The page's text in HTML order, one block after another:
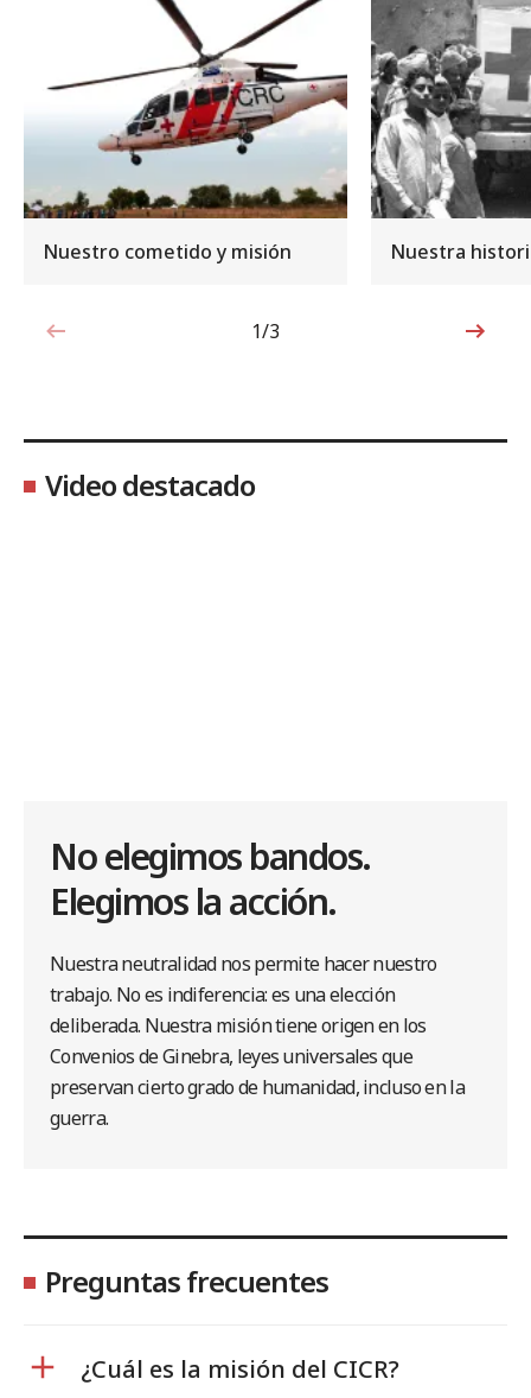
Nuestro cometido y misión Nuestra
1de3
1/3
Video destacado
No elegimos bandos.
Elegimos la acción.
Nuestra neutralidad nos permite hacer nuestro
trabajo. No es indiferencia: es una elección
deliberada. Nuestra misión tiene origen en los
Convenios de Ginebra, leyes universales que
preservan cierto grado de humanidad, incluso en la
guerra.
Preguntas frecuentes
¿Cuál es la misión del CICR?